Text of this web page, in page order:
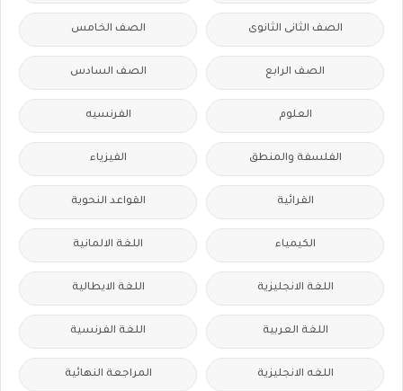
الصف الثانى الثانوى الصف الخامس
الصف الرابع الصف السادس
العلوم الفرنسيه
الفلسفة والمنطق الفيزياء
القرائية القواعد النحوية
الكيمياء اللغة الالمانية
اللغة الانجليزية اللغة الايطالية
اللغة العربية اللغة الفرنسية
اللغه الانجليزية المراجعة النهائية